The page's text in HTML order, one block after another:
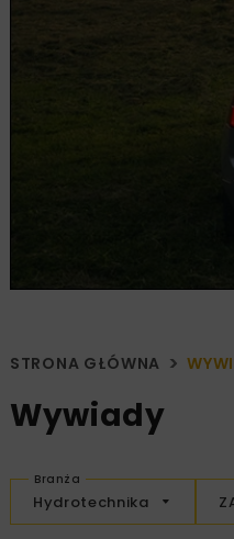
STRONA GŁÓWNA
Wywiady
Hydrotechnika
Branża